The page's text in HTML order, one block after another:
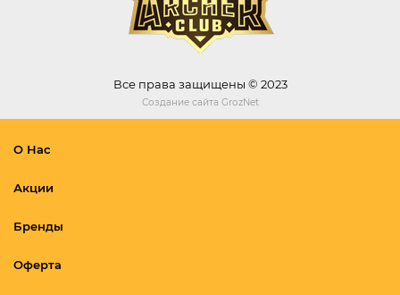
Все права защищены © 2023
Создание сайта GrozNet
О Нас
Акции
Бренды
Оферта